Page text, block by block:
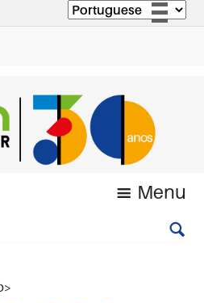
Acesso à informação
Legislação
Canais
Menu